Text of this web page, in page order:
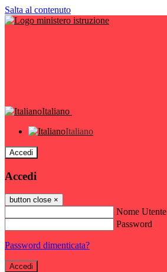
Salta al contenuto
Italiano
Italiano
Accedi
Accedi
button close ×
Nome Utente
Password
Password dimenticata?